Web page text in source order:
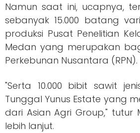
Namun saat ini, ucapnya,
sebanyak 15.000 batang
produksi Pusat Penelitian
Medan yang merupakan
Perkebunan Nusantara (RPN).
"Serta 10.000 bibit sawit
Tunggal Yunus Estate yang
dari Asian Agri Group," tutur
lebih lanjut.